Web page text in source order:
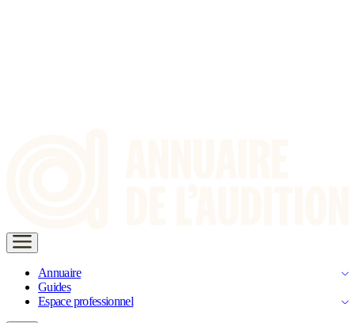
Annuaire
Guides
Espace professionnel